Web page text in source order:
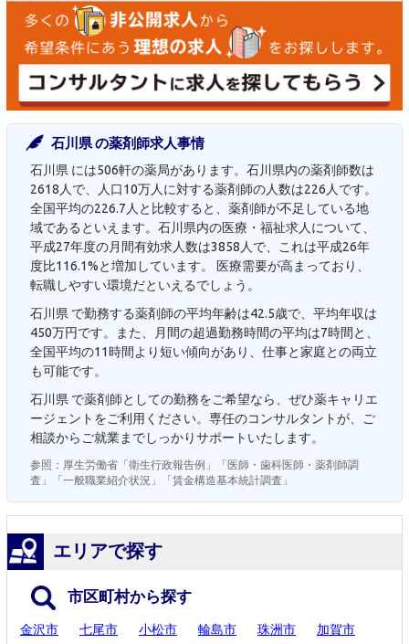
石川県 の薬剤師求人事情
石川県 には506軒の薬局があります。石川県内の薬剤師数は
2618人で、人口10万人に対する薬剤師の人数は226人です。
全国平均の226.7人と比較すると、薬剤師が不足している地
域であるといえます。石川県内の医療・福祉求人について、
平成27年度の月間有効求人数は3858人で、これは平成26年
度比116.1%と増加しています。 医療需要が高まっており、
転職しやすい環境だといえるでしょう。
石川県 で勤務する薬剤師の平均年齢は42.5歳で、平均年収は
450万円です。また、月間の超過勤務時間の平均は7時間と、
全国平均の11時間より短い傾向があり、仕事と家庭との両立
も可能です。
石川県 で薬剤師としての勤務をご希望なら、ぜひ薬キャリエ
ージェントをご利用ください。専任のコンサルタントが、ご
相談からご就業までしっかりサポートいたします。
参照：厚生労働省「衛生行政報告例」「医師・歯科医師・薬剤師調
査」「一般職業紹介状況」「賃金構造基本統計調査」
エリアで探す
市区町村から探す
金沢市 七尾市 小松市 輪島市 珠洲市 加賀市